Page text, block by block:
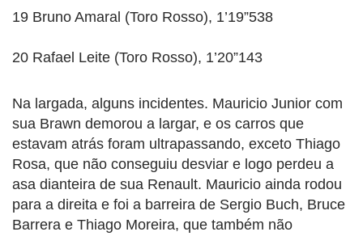
19 Bruno Amaral (Toro Rosso), 1’19”538
20 Rafael Leite (Toro Rosso), 1’20”143
Na largada, alguns incidentes. Mauricio Junior com
sua Brawn demorou a largar, e os carros que
estavam atrás foram ultrapassando, exceto Thiago
Rosa, que não conseguiu desviar e logo perdeu a
asa dianteira de sua Renault. Mauricio ainda rodou
para a direita e foi a barreira de Sergio Buch, Bruce
Barrera e Thiago Moreira, que também não